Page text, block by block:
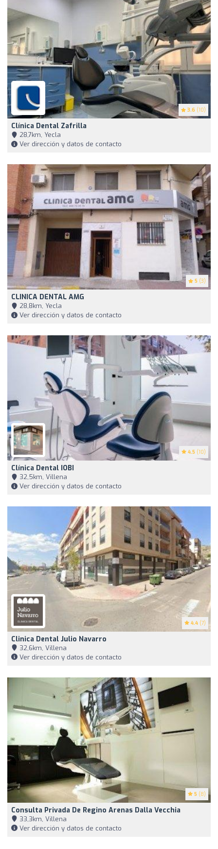
3.6 (10)
Clínica Dental Zafrilla
28,7km, Yecla
Ver dirección y datos de contacto
5 (3)
CLINICA DENTAL AMG
28,8km, Yecla
Ver dirección y datos de contacto
4.5 (10)
Clínica Dental IOBI
32,5km, Villena
Ver dirección y datos de contacto
4.4 (7)
Clinica Dental Julio Navarro
32,6km, Villena
Ver dirección y datos de contacto
5 (8)
Consulta Privada De Regino Arenas Dalla Vecchia
33,3km, Villena
Ver dirección y datos de contacto